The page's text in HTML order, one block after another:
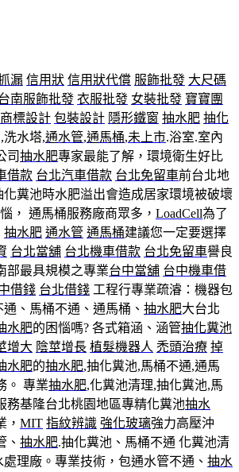
漏 信用狀 信用狀代償 服飾批發 大尺碼
南服飾批發 衣服批發 女裝批發 寶寶團
商標設計 包裝設計 隱形鐵窗 抽水肥 抽化
,洗水塔,通水管,通馬桶,未上市.浴室.室內
司抽水肥專家最能了解，環境衛生好比
借款 台北汽車借款 台北免留車前台北地
化糞池時水肥溢出會造成居家環境被破壞
， 通馬桶服務廠商眾多， LoadCell為了
抽水肥 通水管 通馬桶建議您一定要選擇
台北當舖 台北機車借款 台北免留車譽良
部最具規模之專業台中當舖 台中機車借
借錢 台北借錢 工程行專業疏濬：機器包
、馬桶不通、通馬桶、 抽水肥大台北
水肥的困惱嗎? 各式箱涵、涵管抽化糞池
增大 陰莖增長 植髮機器人 禿頭治療 掉
水肥的抽水肥,抽化糞池,馬桶不通,通馬
。 專業抽水肥,化糞池清理,抽化糞池,馬
務基隆台北桃園地區專精化糞池抽水
， MIT 指紋辨識 強化玻璃強力高壓沖
、 抽水肥.抽化糞池、馬桶不通 化糞池清
理廠。專業技術，包通水管不通、 抽水